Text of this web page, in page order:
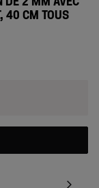
40 CM TOUS